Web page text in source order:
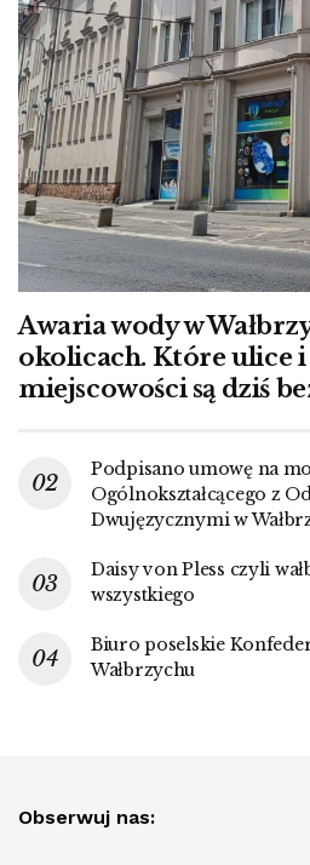
Awaria wody w
okolicach. Które ulice i
miejscowości są dziś
Podpisano umowę na
Ogólnokształcącego z
Dwujęzycznymi w
Daisy von Pless czyli
wszystkiego
Biuro poselskie
Wałbrzychu
Obserwuj nas: